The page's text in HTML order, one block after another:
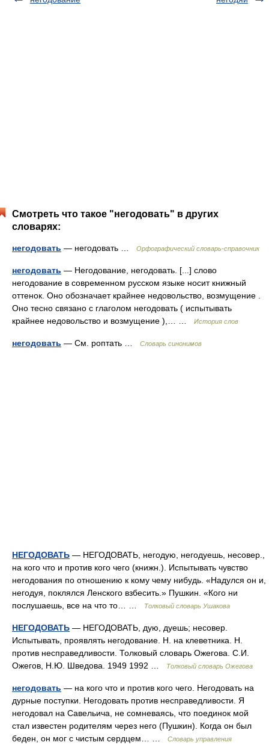
Смотреть что такое "негодовать" в других
словарях:
негодовать — негодовать … Орфографический словарь-справочник
негодовать — Негодование, негодовать. [...] слово
негодование в современном русском языке носит книжный
оттенок. Оно обозначает крайнее недовольство, возмущение .
Оно тесно связано с глаголом негодовать ( испытывать
крайнее недовольство и возмущение ),… …
История слов
негодовать — См. роптать … Словарь синонимов
НЕГОДОВАТЬ — НЕГОДОВАТЬ, негодую, негодуешь, несовер.,
на кого что и против кого чего (книжн.). Испытывать чувство
негодования по отношению к кому чему нибудь. «Надулся он и,
негодуя, поклялся Ленского взбесить.» Пушкин. «Кого ни
послушаешь, все на что то… …
Толковый словарь Ушакова
НЕГОДОВАТЬ — НЕГОДОВАТЬ, дую, дуешь; несовер.
Испытывать, проявлять негодование. Н. на клеветника. Н.
против несправедливости. Толковый словарь Ожегова. С.И.
Ожегов, Н.Ю. Шведова. 1949 1992 …
Толковый словарь Ожегова
негодовать — на кого что и против кого чего. Негодовать на
дурные поступки. Негодовать против несправедливости. Я
негодовал на Савельича, не сомневаясь, что поединок мой
стал известен родителям через него (Пушкин). Когда он был
беден, он мог с чистым сердцем… …
Словарь управления